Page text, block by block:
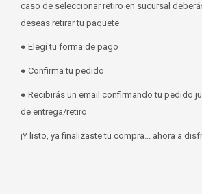
caso de seleccionar retiro en sucursal
deseas retirar tu paquete
● Elegí tu forma de pago
● Confirma tu pedido
● Recibirás un email confirmando tu pedido
de entrega/retiro
¡Y listo, ya finalizaste tu compra... ahora a